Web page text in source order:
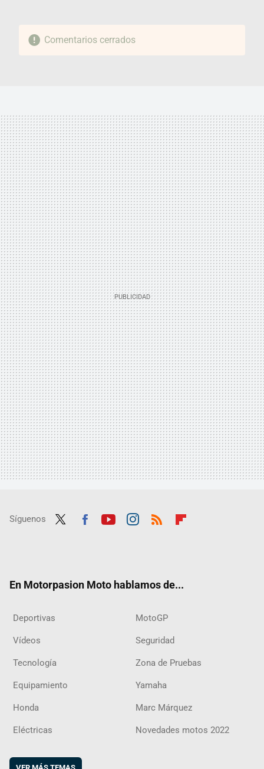
Comentarios cerrados
Síguenos
En Motorpasion Moto hablamos de...
Deportivas MotoGP
Vídeos Seguridad
Tecnología Zona de Pruebas
Equipamiento Yamaha
Honda Marc Márquez
Eléctricas Novedades motos 2022